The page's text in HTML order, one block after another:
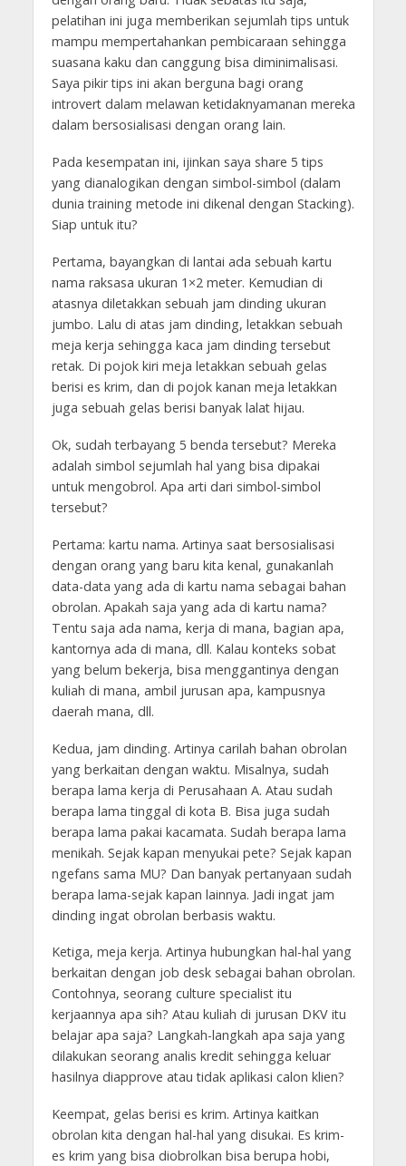
pelatihan ini juga memberikan sejumlah tips untuk
mampu mempertahankan pembicaraan sehingga
suasana kaku dan canggung bisa diminimalisasi.
Saya pikir tips ini akan berguna bagi orang
introvert dalam melawan ketidaknyamanan mereka
dalam bersosialisasi dengan orang lain.
Pada kesempatan ini, ijinkan saya share 5 tips
yang dianalogikan dengan simbol-simbol (dalam
dunia training metode ini dikenal dengan Stacking).
Siap untuk itu?
Pertama, bayangkan di lantai ada sebuah kartu
nama raksasa ukuran 1×2 meter. Kemudian di
atasnya diletakkan sebuah jam dinding ukuran
jumbo. Lalu di atas jam dinding, letakkan sebuah
meja kerja sehingga kaca jam dinding tersebut
retak. Di pojok kiri meja letakkan sebuah gelas
berisi es krim, dan di pojok kanan meja letakkan
juga sebuah gelas berisi banyak lalat hijau.
Ok, sudah terbayang 5 benda tersebut? Mereka
adalah simbol sejumlah hal yang bisa dipakai
untuk mengobrol. Apa arti dari simbol-simbol
tersebut?
Pertama: kartu nama. Artinya saat bersosialisasi
dengan orang yang baru kita kenal, gunakanlah
data-data yang ada di kartu nama sebagai bahan
obrolan. Apakah saja yang ada di kartu nama?
Tentu saja ada nama, kerja di mana, bagian apa,
kantornya ada di mana, dll. Kalau konteks sobat
yang belum bekerja, bisa menggantinya dengan
kuliah di mana, ambil jurusan apa, kampusnya
daerah mana, dll.
Kedua, jam dinding. Artinya carilah bahan obrolan
yang berkaitan dengan waktu. Misalnya, sudah
berapa lama kerja di Perusahaan A. Atau sudah
berapa lama tinggal di kota B. Bisa juga sudah
berapa lama pakai kacamata. Sudah berapa lama
menikah. Sejak kapan menyukai pete? Sejak kapan
ngefans sama MU? Dan banyak pertanyaan sudah
berapa lama-sejak kapan lainnya. Jadi ingat jam
dinding ingat obrolan berbasis waktu.
Ketiga, meja kerja. Artinya hubungkan hal-hal yang
berkaitan dengan job desk sebagai bahan obrolan.
Contohnya, seorang culture specialist itu
kerjaannya apa sih? Atau kuliah di jurusan DKV itu
belajar apa saja? Langkah-langkah apa saja yang
dilakukan seorang analis kredit sehingga keluar
hasilnya diapprove atau tidak aplikasi calon klien?
Keempat, gelas berisi es krim. Artinya kaitkan
obrolan kita dengan hal-hal yang disukai. Es krim-
es krim yang bisa diobrolkan bisa berupa hobi,